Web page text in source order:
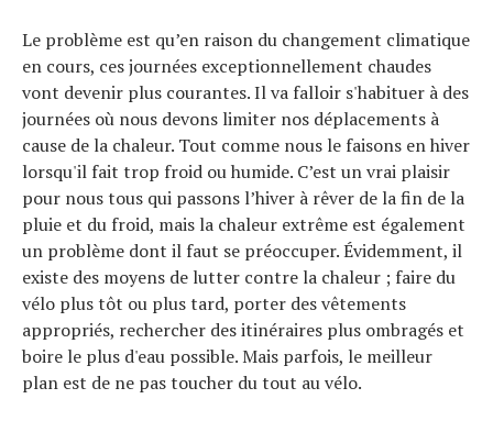
Le problème est qu’en raison du changement climatique
en cours, ces journées exceptionnellement chaudes
vont devenir plus courantes. Il va falloir s'habituer à des
journées où nous devons limiter nos déplacements à
cause de la chaleur. Tout comme nous le faisons en hiver
lorsqu'il fait trop froid ou humide. C’est un vrai plaisir
pour nous tous qui passons l’hiver à rêver de la fin de la
pluie et du froid, mais la chaleur extrême est également
un problème dont il faut se préoccuper. Évidemment, il
existe des moyens de lutter contre la chaleur ; faire du
vélo plus tôt ou plus tard, porter des vêtements
appropriés, rechercher des itinéraires plus ombragés et
boire le plus d'eau possible. Mais parfois, le meilleur
plan est de ne pas toucher du tout au vélo.